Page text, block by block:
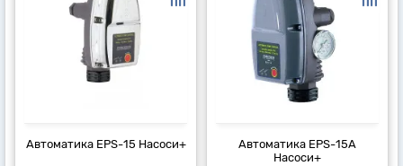
Автоматика EPS-15 Насоси+
Автоматика EPS-15A
Насоси+